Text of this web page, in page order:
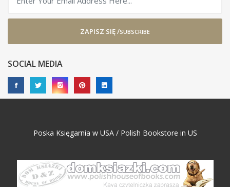
ZAPISZ SIĘ /SUBSCRIBE
SOCIAL MEDIA
Poska Księgarnia w USA / Polish Bookstore in US